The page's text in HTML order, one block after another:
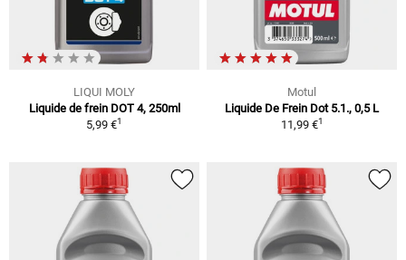
LIQUI MOLY
Liquide de frein DOT 4, 250ml
5,99 €1
Motul
Liquide De Frein Dot 5.1., 0,5 L
11,99 €1